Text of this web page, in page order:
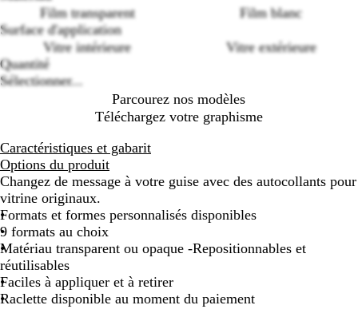
Film transparent
Film blanc
Surface d'application
Vitre intérieure
Vitre extérieure
Quantité
Sélectionner...
Parcourez nos modèles
Téléchargez votre graphisme
Caractéristiques et gabarit
Options du produit
Changez de message à votre guise avec des autocollants pour
vitrine originaux.
Formats et formes personnalisés disponibles
9 formats au choix
Matériau transparent ou opaque -Repositionnables et
réutilisables
Faciles à appliquer et à retirer
Raclette disponible au moment du paiement